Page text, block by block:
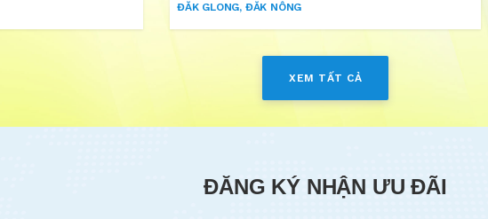
ĐĂK GLONG, ĐĂK NÔNG
XEM TẤT CẢ
ĐĂNG KÝ NHẬN ƯU ĐÃI